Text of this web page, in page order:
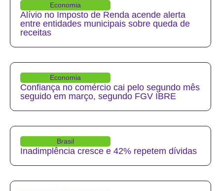
Economia
Alívio no Imposto de Renda acende alerta
entre entidades municipais sobre queda de
receitas
Economia
Confiança no comércio cai pelo segundo mês
seguido em março, segundo FGV IBRE
Brasil
Inadimplência cresce e 42% repetem dívidas